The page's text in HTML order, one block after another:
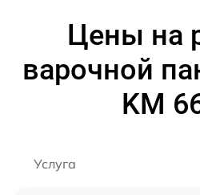
Цены на
варочной
KM
Услуга